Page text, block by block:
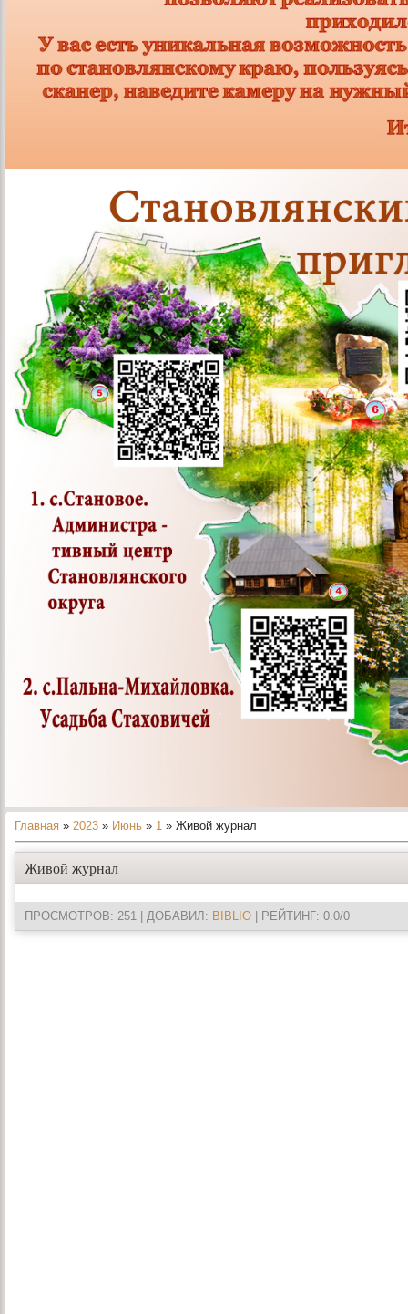
Главная » 2023 » Июнь » 1 » Живой журнал
Живой журнал
ПРОСМОТРОВ: 251 | ДОБАВИЛ: BIBLIO | РЕЙТИНГ: 0.0/0